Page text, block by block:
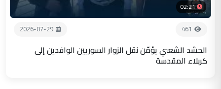
02:21
461
2026-07-29
الحشد الشعبي يؤمّن نقل الزوار السوريين الوافدين إلى
كربلاء المقدسة